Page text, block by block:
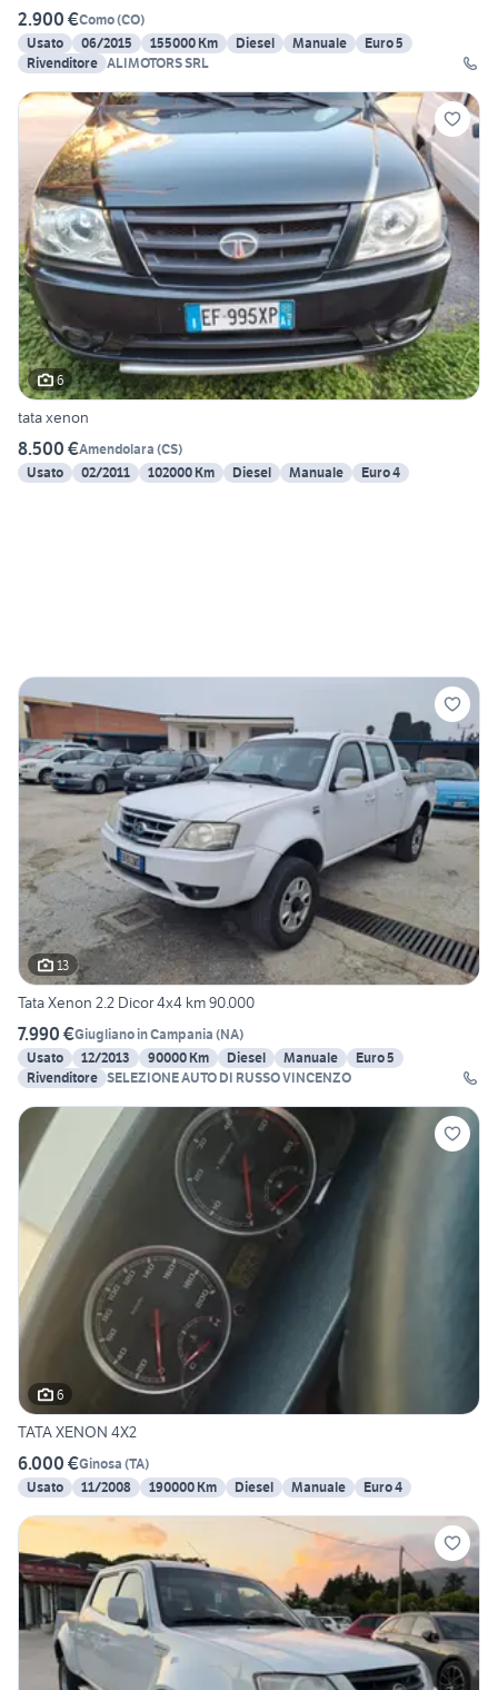
2.900 €Como(CO)
Usato
06/2015 155000 Km Diesel Manuale
Euro 5
Rivenditore ALIMOTORS SRL
6
tata xenon
8.500 €Amendolara (CS)
Usato
02/2011 102000 Km Diesel Manuale Euro 4
13
Tata Xenon 2.2 Dicor 4x4 km 90.000
7.990 €Giugliano in Campania (NA)
Usato
12/2013 90000 Km Diesel Manuale
Euro 5
Rivenditore SELEZIONE AUTO DI RUSSO VINCENZO
6
TATA XENON 4X2
6.000 €Ginosa (TA)
Usato
11/2008 190000 Km Diesel Manuale Euro 4